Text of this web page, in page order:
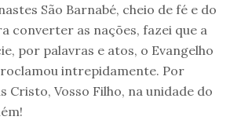
São Barnabé, cheio de fé e do
converter as nações, fazei que a
por palavras e atos, o Evangelho
intrepidamente. Por
Cristo, Vosso Filho, na unidade do